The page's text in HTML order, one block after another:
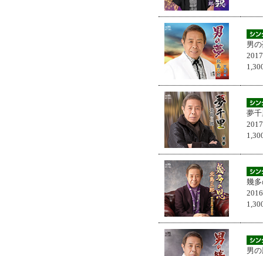
男
夢
幾
男